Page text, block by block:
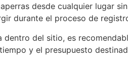
desde cualquier lugar
durante el proceso de
dentro del sitio, es
y el presupuesto